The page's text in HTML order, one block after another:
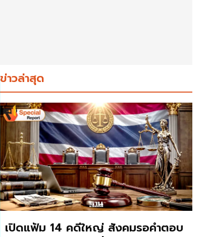
ข่าวล่าสุด
เปิดแฟ้ม 14 คดีใหญ่ สังคมรอคำตอบ